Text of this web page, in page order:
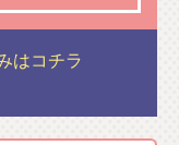
はコチラ